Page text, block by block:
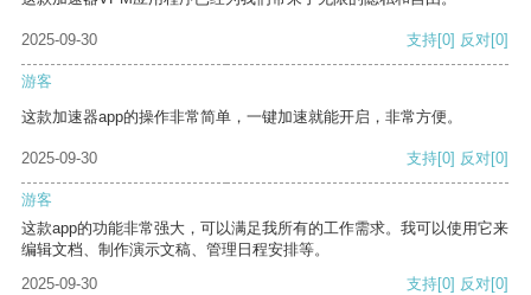
2025-09-30 支持[0] 反对[0]
游客
这款加速器app的操作非常简单，一键加速就能开启，非常方便。
2025-09-30 支持[0] 反对[0]
游客
这款app的功能非常强大，可以满足我所有的工作需求。我可以使用它来
编辑文档、制作演示文稿、管理日程安排等。
2025-09-30
支持[0] 反对[0]